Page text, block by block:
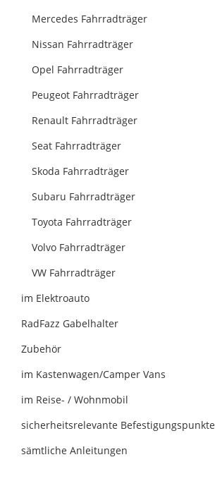
Mercedes Fahrradträger
Nissan Fahrradträger
Opel Fahrradträger
Peugeot Fahrradträger
Renault Fahrradträger
Seat Fahrradträger
Skoda Fahrradträger
Subaru Fahrradträger
Toyota Fahrradträger
Volvo Fahrradträger
VW Fahrradträger
im Elektroauto
RadFazz Gabelhalter
Zubehör
im Kastenwagen/Camper Vans
im Reise- / Wohnmobil
sicherheitsrelevante Befestigungspunkte
sämtliche Anleitungen